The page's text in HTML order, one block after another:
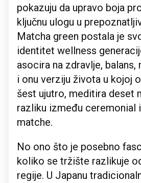
pokazuju da upravo boja
ključnu ulogu u
Matcha green postala je
identitet wellness
asocira na zdravlje,
i onu verziju života u kojoj
šest ujutro, meditira deset
razliku između ceremonial
matche.
No ono što je posebno
koliko se tržište razlikuje
regije. U Japanu